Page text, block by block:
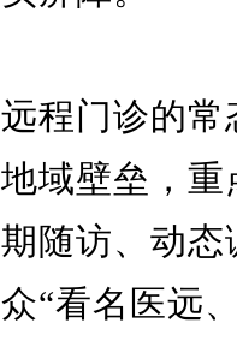
远程门诊的
地域壁垒，
期随访、动
众“看名医远